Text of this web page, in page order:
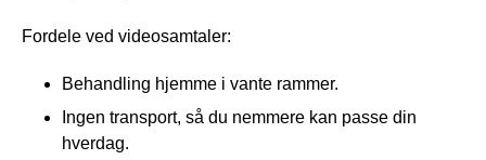
Fordele ved videosamtaler:
Behandling hjemme i vante rammer.
Ingen transport, så du nemmere kan passe din
hverdag.